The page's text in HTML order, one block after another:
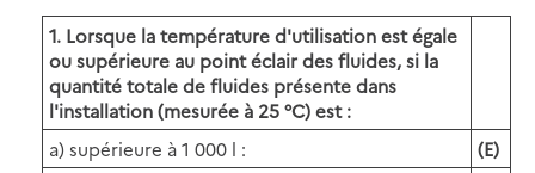
1. Lorsque la température d'utilisation est égale
ou supérieure au point éclair des fluides, si la
quantité totale de fluides présente dans
l'installation (mesurée à 25 °C) est :
a) supérieure à 1 000 l :
(E)